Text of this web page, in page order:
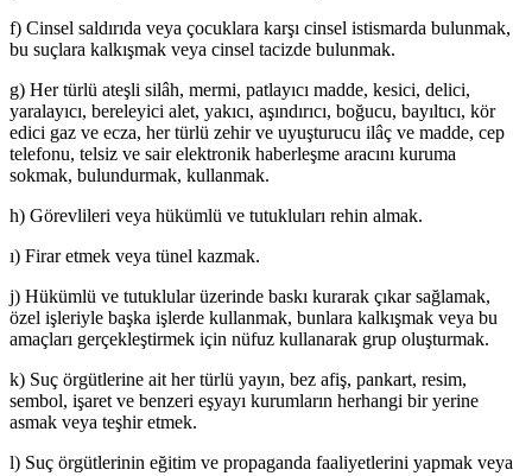
f) Cinsel saldırıda veya çocuklara karşı cinsel istismarda bulunmak,
bu suçlara kalkışmak veya cinsel tacizde bulunmak.
g) Her türlü ateşli silâh, mermi, patlayıcı madde, kesici, delici,
yaralayıcı, bereleyici alet, yakıcı, aşındırıcı, boğucu, bayıltıcı, kör
edici gaz ve ecza, her türlü zehir ve uyuşturucu ilâç ve madde, cep
telefonu, telsiz ve sair elektronik haberleşme aracını kuruma
sokmak, bulundurmak, kullanmak.
h) Görevlileri veya hükümlü ve tutukluları rehin almak.
ı) Firar etmek veya tünel kazmak.
j) Hükümlü ve tutuklular üzerinde baskı kurarak çıkar sağlamak,
özel işleriyle başka işlerde kullanmak, bunlara kalkışmak veya bu
amaçları gerçekleştirmek için nüfuz kullanarak grup oluşturmak.
k) Suç örgütlerine ait her türlü yayın, bez afiş, pankart, resim,
sembol, işaret ve benzeri eşyayı kurumların herhangi bir yerine
asmak veya teşhir etmek.
l) Suç örgütlerinin eğitim ve propaganda faaliyetlerini yapmak veya